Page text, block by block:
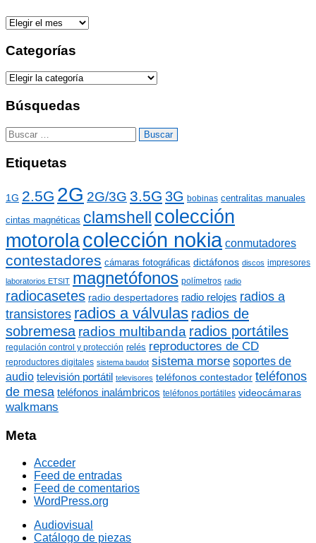
A
c
i
v
s
Categorías
C
t
g
o
í
s
Búsquedas
B
u
s
c
r
Etiquetas
1G 2.5G 2G 2G/3G 3.5G 3G bobinas centralitas manuales
cintas magnéticas clamshell
colección
motorolacolección nokia conmutadores
contestadores cámaras fotográficas dictáfonos discos impresores
laboratorios ETSIT magnetófonos polímetros radio
radiocasetes radio despertadores radio relojes radios a
transistores radios a válvulas radios de
sobremesa radios multibanda radios portátiles
regulación control y protección relés reproductores de CD
reproductores digitales sistema baudot sistema morse soportes de
audio televisión portátil televisores teléfonos contestador teléfonos
de mesa teléfonos inalámbricos teléfonos portátiles videocámaras
walkmans
Meta
Acceder
Feed de entradas
Feed de comentarios
WordPress.org
Audiovisual
Catálogo de piezas